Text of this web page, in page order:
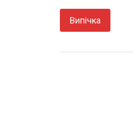
Випічка